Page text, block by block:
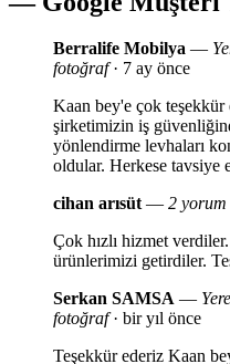
Berralife Mobilya —
fotoğraf· 7 ay önce
Kaan bey'e çok teşekkür
şirketimizin iş
yönlendirme levhaları
oldular. Herkese tavsiye
cihan arısüt— 2 yorum
Çok hızlı hizmet
ürünlerimizi getirdiler.
Serkan SAMSA —
fotoğraf· bir yıl önce
Teşekkür ederiz Kaan